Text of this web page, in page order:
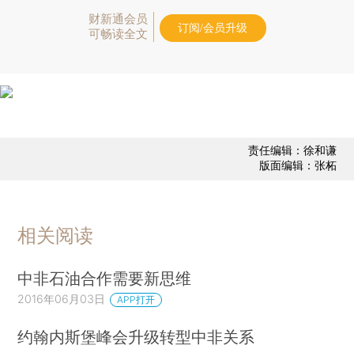
财新通会员
可畅读全文
订阅/会员升级
责任编辑：徐和谦
版面编辑：张柘
相关阅读
中非石油合作需要新思维
2016年06月03日 APP打开
约翰内斯堡峰会升级转型中非关系